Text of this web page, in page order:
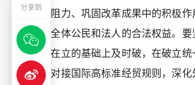
分享到
改革阻力、巩固改革成果中的积极
保护全体公民和法人的合法权益。
破的在立的基础上及时破，在破立
主动对接国际高标准经贸规则，深